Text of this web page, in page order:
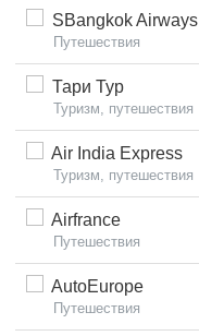
SBangkok Airways
Путешествия
Тари Тур
Туризм, путешествия
Air India Express
Туризм, путешествия
Airfrance
Путешествия
AutoEurope
Путешествия